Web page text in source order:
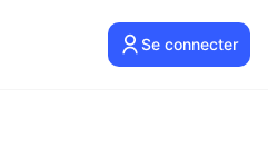
Se connecter